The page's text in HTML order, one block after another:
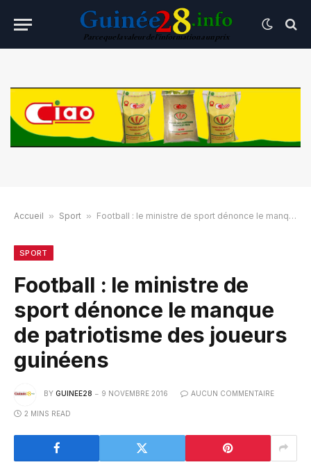
Accueil » Sport » Football : le ministre de sport dénonce le manque de patriotisme des joueurs guinéens
SPORT
Football : le ministre de
sport dénonce le manque
de patriotisme des joueurs
guinéens
BY GUINEE28 9 NOVEMBRE 2016 AUCUN COMMENTAIRE
2 MINS READ